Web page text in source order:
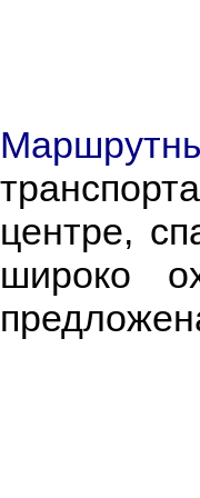
центре,
широко